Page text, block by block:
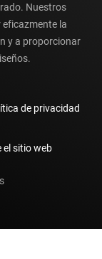
Nuestros
la
y a proporcionar
de privacidad
el sitio web